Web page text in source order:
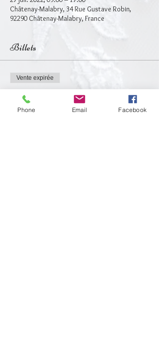
Châtenay-Malabry, 34 Rue Gustave Robin,
92290 Châtenay-Malabry, France
Billets
Vente expirée
Type de billet
Stage 1 journée avec Sandra
Phone Email Facebook